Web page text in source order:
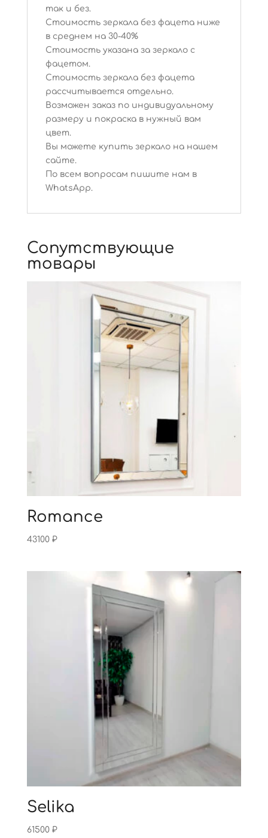
так и без.
Стоимость зеркала без фацета ниже
в среднем на 30-40%
Стоимость указана за зеркало с
фацетом.
Стоимость зеркала без фацета
рассчитывается отдельно.
Возможен заказ по индивидуальному
размеру и покраска в нужный вам
цвет.
Вы можете купить зеркало на нашем
сайте.
По всем вопросам пишите нам в
WhatsApp.
Сопутствующие
товары
Romance
43100 ₽
Selika
61500 ₽